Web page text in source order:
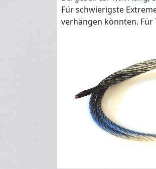
Für schwierigste
verhängen könnten. Für